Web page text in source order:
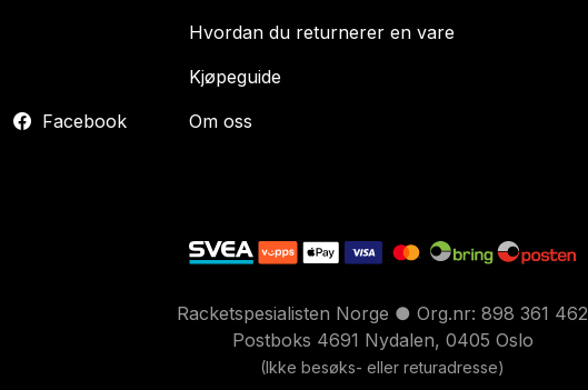
Facebook
Hvordan du returnerer en vare
Kjøpeguide
Om oss
Racketspesialisten Norge ● Org.nr: 898 361 462
Postboks 4691 Nydalen, 0405 Oslo
(Ikke besøks- eller returadresse)